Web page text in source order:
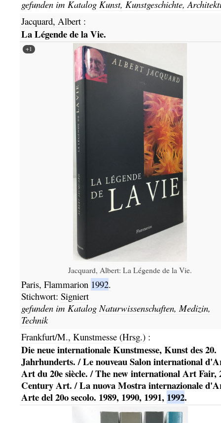
gefunden im Katalog Kunst, Kunstgeschichte,
Jacquard, Albert:
La Légende de la Vie.
+1
Jacquard, Albert: La Légende de la Vie.
Paris, Flammarion 1992.
Stichwort: Signiert
gefunden im KatalogNaturwissenschaften, Medizin,
Technik
Frankfurt/M., Kunstmesse (Hrsg.):
Die neue internationale Kunstmesse, Kunst des 20.
Jahrhunderts. / Le nouveau Salon international
Art du 20e siècle. / The new international Art Fair,
Century Art. / La nuova Mostra internazionale
Arte del 20o secolo. 1989, 1990, 1991, 1992.